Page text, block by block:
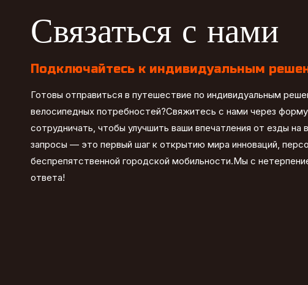
Связаться с нами
Подключайтесь к индивидуальным
Готовы отправиться в путешествие по индивидуальным
велосипедных потребностей?Свяжитесь с нами через
сотрудничать, чтобы улучшить ваши впечатления от езды на
запросы — это первый шаг к открытию мира инноваций,
беспрепятственной городской мобильности.Мы с
ответа!